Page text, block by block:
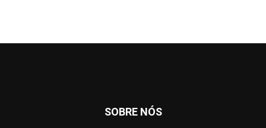
SOBRE NÓS